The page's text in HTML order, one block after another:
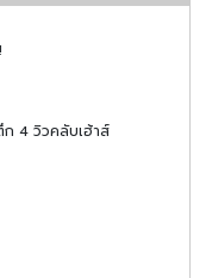
4 วิวคลับเฮ้าส์